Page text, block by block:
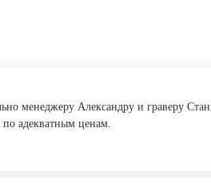
менеджеру Александру и граверу
по адекватным ценам.